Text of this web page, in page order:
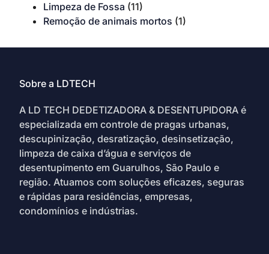
Limpeza de Fossa (11)
Remoção de animais mortos (1)
Sobre a LDTECH
A LD TECH DEDETIZADORA & DESENTUPIDORA é
especializada em controle de pragas urbanas,
descupinização, desratização, desinsetização,
limpeza de caixa d’água e serviços de
desentupimento em Guarulhos, São Paulo e
região. Atuamos com soluções eficazes, seguras
e rápidas para residências, empresas,
condomínios e indústrias.